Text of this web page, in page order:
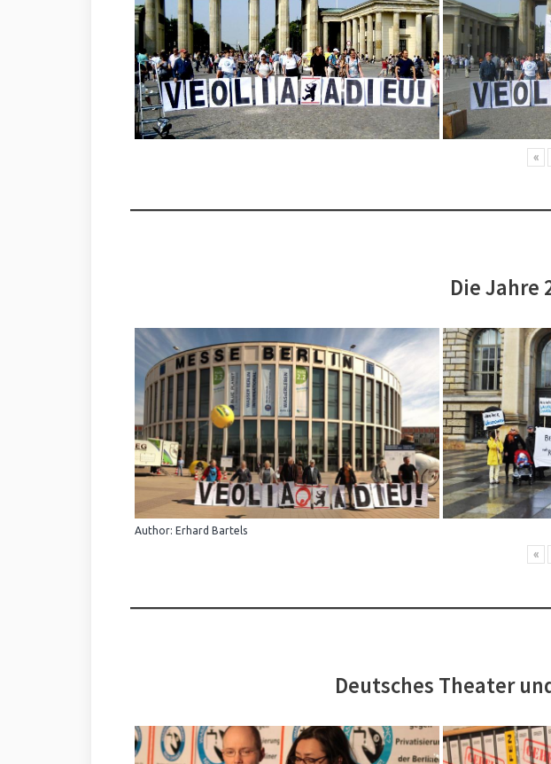
«
Die Jahre
Author: Erhard Bartels
«
Deutsches Theater